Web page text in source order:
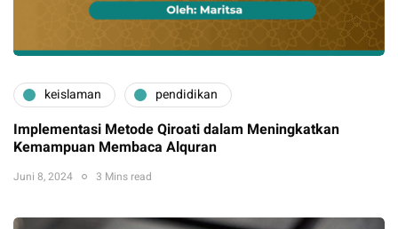
keislaman pendidikan
Implementasi Metode Qiroati dalam Meningkatkan
Kemampuan Membaca Alquran
Juni 8, 2024 3 Mins read